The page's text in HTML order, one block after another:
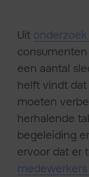
Uit onderzoek
een aantal
helft vindt
moeten
herhalende
begeleiding
ervoor dat er